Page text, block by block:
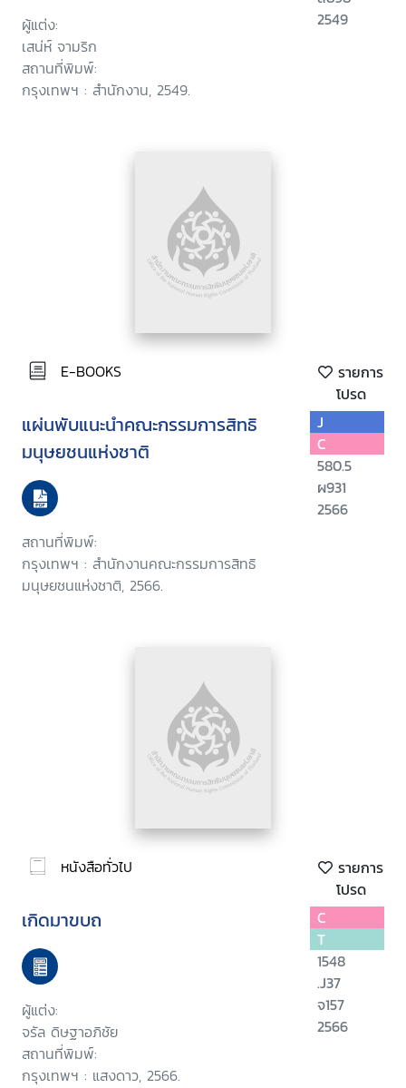
ผู้แต่ง:
เสน่ห์ จามริก
สถานที่พิมพ์:
กรุงเทพฯ : สำนักงาน, 2549.
2549
E-BOOKS
รายการ
โปรด
แผ่นพับแนะนำคณะกรรมการสิทธิ
มนุษยชนแห่งชาติ
สถานที่พิมพ์:
กรุงเทพฯ : สำนักงานคณะกรรมการสิทธิ
มนุษยชนแห่งชาติ, 2566.
J
C
580.5
ผ931
2566
หนังสือทั่วไป
รายการ
โปรด
เกิดมาขบถ
ผู้แต่ง:
จรัล ดิษฐาอภิชัย
สถานที่พิมพ์:
กรุงเทพฯ : แสงดาว, 2566.
C
T
1548
.J37
จ157
2566